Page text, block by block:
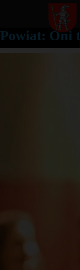
Powiat: Oni